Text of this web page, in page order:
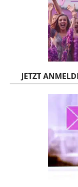
JETZT